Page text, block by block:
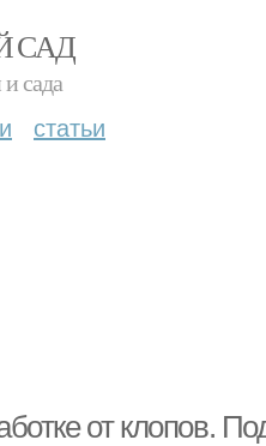
САД
сада
статьи
от клопов.